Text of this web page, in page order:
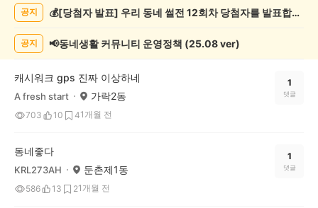
시
공지 💰[당첨자 발표] 우리 동네 썰전 12회차 당첨자를 발표합니다!
공지 📢동네생활 커뮤니티 운영정책 (25.08 ver)
캐시워크 gps 진짜 이상하네
A fresh start 가락2동
703 10 41개월 전
1
댓글
동네좋다
KRL273AH 둔촌제1동
586 13 21개월 전
1
댓글